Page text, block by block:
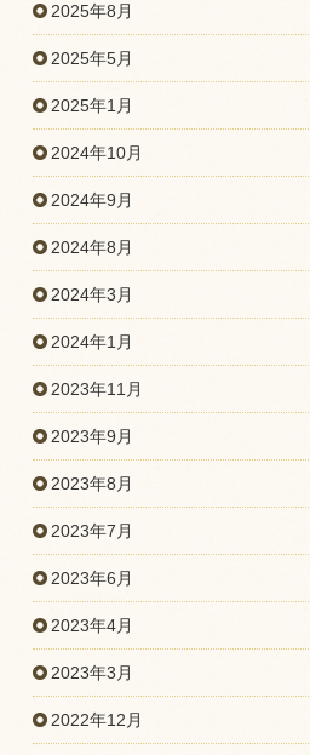
2025年8月
2025年5月
2025年1月
2024年10月
2024年9月
2024年8月
2024年3月
2024年1月
2023年11月
2023年9月
2023年8月
2023年7月
2023年6月
2023年4月
2023年3月
2022年12月